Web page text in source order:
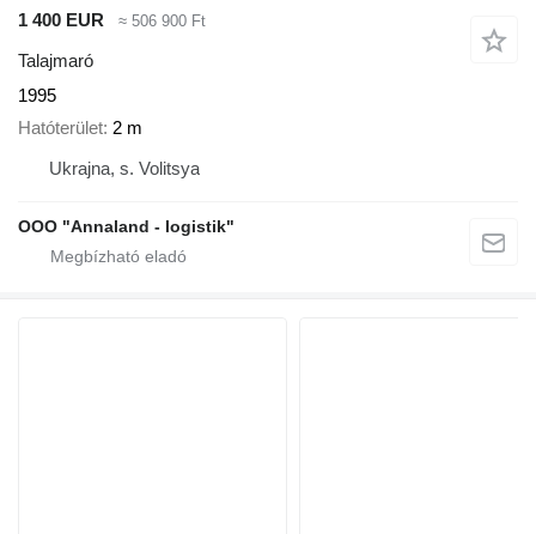
1 400 EUR
≈ 506 900 Ft
Talajmaró
1995
Hatóterület 2 m
Ukrajna, s. Volitsya
OOO "Annaland - logistik"